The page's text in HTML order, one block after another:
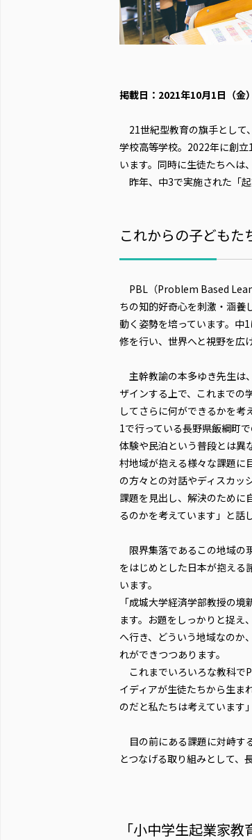
掲載日：2021年10月1日（金）
21世紀型教育の旗手として
学校高等学校。2022年に創
います。同時に生徒たちへは
昨年、中3で実施された「起
これからの子どもた
PBL（Problem Based
ちの知的好奇心を刺激・涵養
動く姿勢を培っています。中
修を行い、世界へと視野を広
主幹教諭の本多ゆき先生は
ザインする上で、これまでの
してさらに何ができるかを考
1で行っている長野県飯綱町
体験や民泊という普段とは異
村地域が抱える様々な課題に
の方々との対話やディスカッ
課題を見出し、解決のために
るのかを考えています」と話
限界集落であるこの地域の
をはじめとした日本が抱える
います。
「成城大学経済学部教授の
ます。お題をしっかりと捉え
へ行き、どういう地域なのか
れができつつあります。
これまでいろいろな教科で
イディアが生徒たちから生ま
のだと私たちは考えています
目の前にある課題に対峙す
とつなげる取り組みとして、
「小中学生起業家